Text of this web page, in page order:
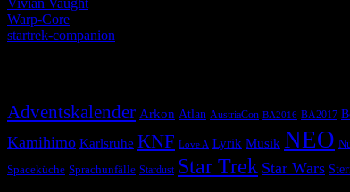
Warp-Core
startrek-companion
Adventskalender Arkon Atlan AustriaCon BA2016 BA2017
Kamihimo Karlsruhe KNF Love A Lyrik Musik NEO
Spaceküche Sprachunfälle Stardust Star Trek Star Wars